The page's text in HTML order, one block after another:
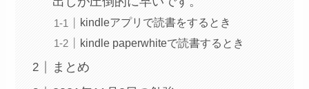
kindleアプリで読書をするとき
kindle paperwhiteで読書するとき
まとめ